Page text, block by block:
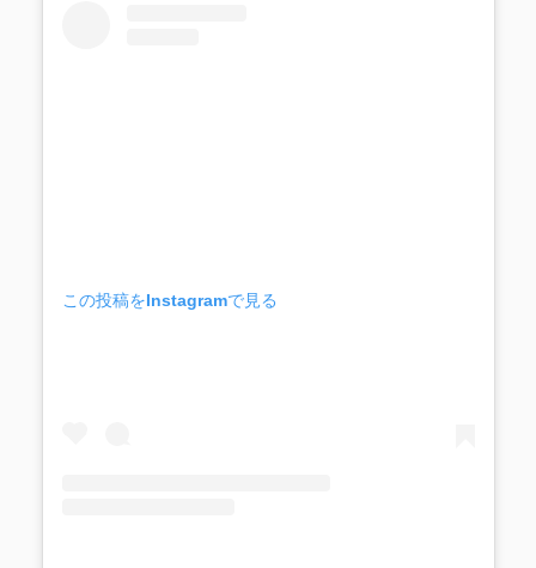
この投稿をInstagramで見る